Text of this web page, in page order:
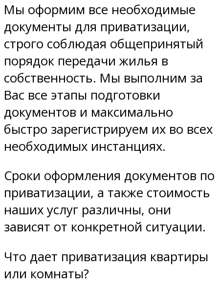
Мы оформим все необходимые
документы для приватизации,
строго соблюдая общепринятый
порядок передачи жилья в
собственность. Мы выполним за
Вас все этапы подготовки
документов и максимально
быстро зарегистрируем их во всех
необходимых инстанциях.
Сроки оформления документов по
приватизации, а также стоимость
наших услуг различны, они
зависят от конкретной ситуации.
Что дает приватизация квартиры
или комнаты?